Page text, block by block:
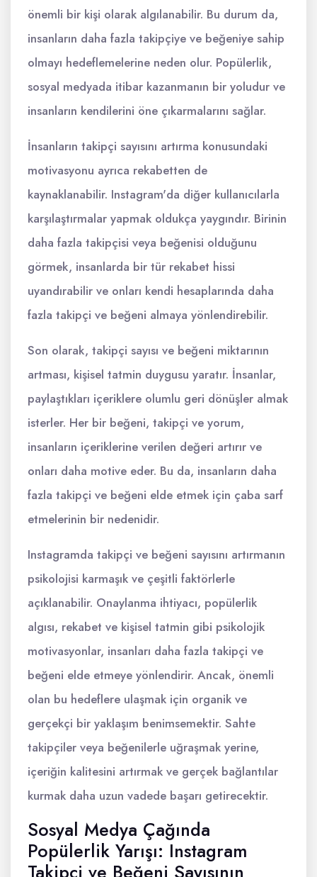
önemli bir kişi olarak algılanabilir. Bu durum da,
insanların daha fazla takipçiye ve beğeniye sahip
olmayı hedeflemelerine neden olur. Popülerlik,
sosyal medyada itibar kazanmanın bir yoludur ve
insanların kendilerini öne çıkarmalarını sağlar.
İnsanların takipçi sayısını artırma konusundaki
motivasyonu ayrıca rekabetten de
kaynaklanabilir. Instagram'da diğer kullanıcılarla
karşılaştırmalar yapmak oldukça yaygındır. Birinin
daha fazla takipçisi veya beğenisi olduğunu
görmek, insanlarda bir tür rekabet hissi
uyandırabilir ve onları kendi hesaplarında daha
fazla takipçi ve beğeni almaya yönlendirebilir.
Son olarak, takipçi sayısı ve beğeni miktarının
artması, kişisel tatmin duygusu yaratır. İnsanlar,
paylaştıkları içeriklere olumlu geri dönüşler almak
isterler. Her bir beğeni, takipçi ve yorum,
insanların içeriklerine verilen değeri artırır ve
onları daha motive eder. Bu da, insanların daha
fazla takipçi ve beğeni elde etmek için çaba sarf
etmelerinin bir nedenidir.
Instagramda takipçi ve beğeni sayısını artırmanın
psikolojisi karmaşık ve çeşitli faktörlerle
açıklanabilir. Onaylanma ihtiyacı, popülerlik
algısı, rekabet ve kişisel tatmin gibi psikolojik
motivasyonlar, insanları daha fazla takipçi ve
beğeni elde etmeye yönlendirir. Ancak, önemli
olan bu hedeflere ulaşmak için organik ve
gerçekçi bir yaklaşım benimsemektir. Sahte
takipçiler veya beğenilerle uğraşmak yerine,
içeriğin kalitesini artırmak ve gerçek bağlantılar
kurmak daha uzun vadede başarı getirecektir.
Sosyal Medya Çağında
Popülerlik Yarışı: Instagram